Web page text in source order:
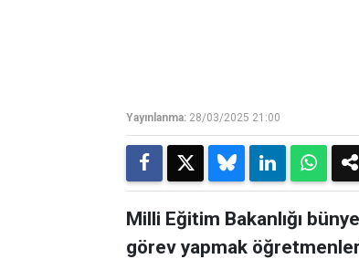
Yayınlanma: 28/03/2025 21:00
Milli Eğitim Bakanlığı
görev yapmak